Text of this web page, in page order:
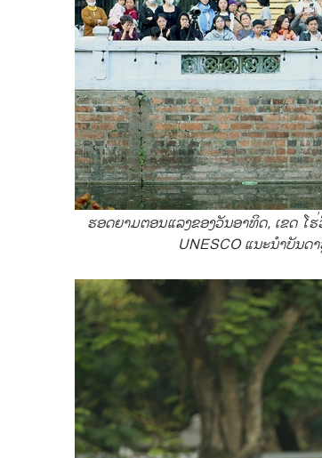
ຮອດຍາມຕອນແລງຂອງວັນອາທິດ, ເຂດ
UNESCO ແນະນຳບັນດ